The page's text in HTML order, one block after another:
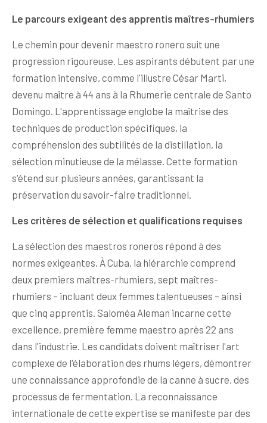
Le parcours exigeant des apprentis maîtres-rhumiers
Le chemin pour devenir maestro ronero suit une
progression rigoureuse. Les aspirants débutent par une
formation intensive, comme l'illustre César Marti,
devenu maître à 44 ans à la Rhumerie centrale de Santo
Domingo. L'apprentissage englobe la maîtrise des
techniques de production spécifiques, la
compréhension des subtilités de la distillation, la
sélection minutieuse de la mélasse. Cette formation
s'étend sur plusieurs années, garantissant la
préservation du savoir-faire traditionnel.
Les critères de sélection et qualifications requises
La sélection des maestros roneros répond à des
normes exigeantes. À Cuba, la hiérarchie comprend
deux premiers maîtres-rhumiers, sept maîtres-
rhumiers – incluant deux femmes talentueuses – ainsi
que cinq apprentis. Saloméa Aleman incarne cette
excellence, première femme maestro après 22 ans
dans l'industrie. Les candidats doivent maîtriser l'art
complexe de l'élaboration des rhums légers, démontrer
une connaissance approfondie de la canne à sucre, des
processus de fermentation. La reconnaissance
internationale de cette expertise se manifeste par des